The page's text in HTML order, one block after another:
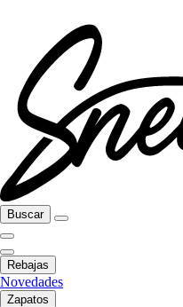
Buscar
Rebajas
Novedades
Zapatos